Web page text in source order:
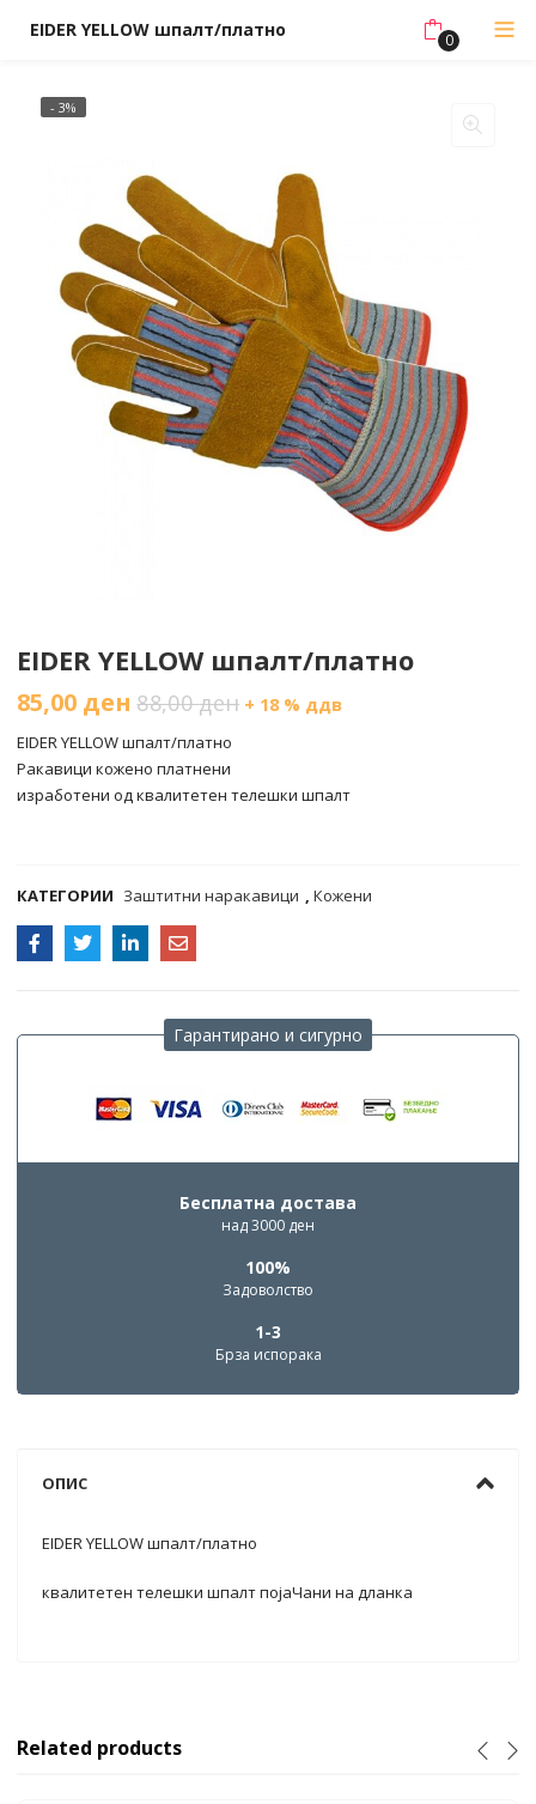
EIDER YELLOW шпалт/платно 0
- 3%
EIDER YELLOW шпалт/платно
85,00 ден 88,00ден + 18 % ддв
EIDER YELLOW шпалт/платно
Ракавици кожено платнени
изработени од квалитетен телешки шпалт
КАТЕГОРИИ Заштитни наракавици ,Кожени
Гарантирано и сигурно
Бесплатна достава
над 3000 ден
100%
Задоволство
1-3
Брза испорака
ОПИС
EIDER YELLOW шпалт/платно
квалитетен телешки шпалт појаЧани на дланка
Related products